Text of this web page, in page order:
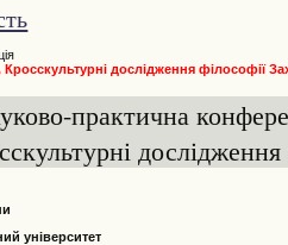
дослідження філософії
практична
дослідження
університет